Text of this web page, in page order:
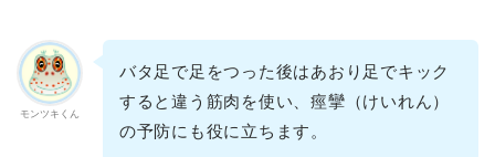
モンツキくん
バタ足で足をつった後はあおり足でキック
すると違う筋肉を使い、痙攣（けいれん）
の予防にも役に立ちます。